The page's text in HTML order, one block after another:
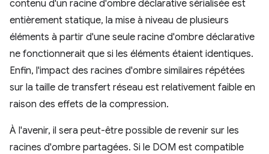
contenu d'un racine d'ombre déclarative sérialisée est
entièrement statique, la mise à niveau de plusieurs
éléments à partir d'une seule racine d'ombre déclarative
ne fonctionnerait que si les éléments étaient identiques.
Enfin, l'impact des racines d'ombre similaires répétées
sur la taille de transfert réseau est relativement faible en
raison des effets de la compression.
À l'avenir, il sera peut-être possible de revenir sur les
racines d'ombre partagées. Si le DOM est compatible